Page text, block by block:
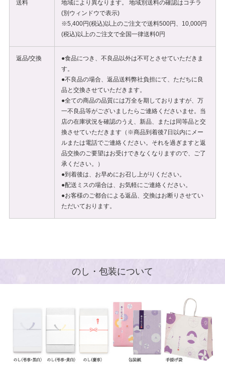
送料 地域により異なります。 地域別送料の確認はコチラ
(別ウィンドウで表示)
※5,400円(税込)以上のご注文で送料500円、10,000円
(税込)以上のご注文で全国一律送料0円
返品/交換
●食品につき、不良品以外は不可とさせていただきま
す。
●不良品の場合、返品送料弊社負担にて、ただちに良
品と交換させていただきます。
●全ての商品の品質には万全を期しておりますが、万
一不良品等がございましたらご連絡くださいませ。当
店の在庫状況を確認のうえ、新品、または同等品と交
換させていただきます（※商品到着後7日以内にメー
ルまたは電話でご連絡ください。それを過ぎますと返
品交換のご要望はお受けできなくなりますので、ご了
承ください。）
●到着後は、お早めにお召し上がりください。
●配送ミスの場合は、お気軽にご連絡ください。
●お客様のご都合による返品、交換はお断りさせてい
ただいております。
のし・包装について